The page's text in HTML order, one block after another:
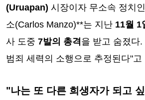
(Uruapan) 시장이자 무소속 정치
소(Carlos Manzo)**는 지난 11월 1
사 도중 7발의 총격을 받고 숨졌다
범죄 세력의 소행으로 추정된다"고
"나는 또 다른 희생자가 되고